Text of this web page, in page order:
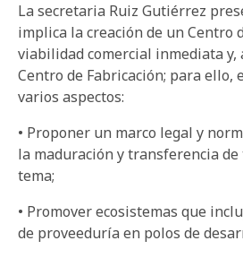
La secretaria Ruiz Gutiérrez
implica la creación de un Centro
viabilidad comercial inmediata y,
Centro de Fabricación; para ello,
varios aspectos:
• Proponer un marco legal y
la maduración y transferencia
tema;
• Promover ecosistemas que
de proveeduría en polos de